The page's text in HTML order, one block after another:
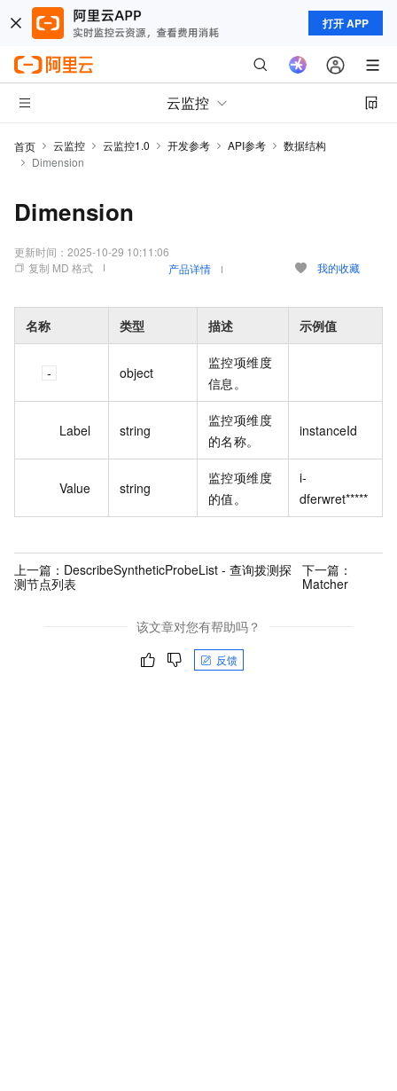
打开 APP
云监控
首页 云监控 云监控1.0 开发参考 API参考
数据结构
Dimension
Dimension
更新时间： 2025-10-29 10:11:06
复制 MD 格式
产品详情 我的收藏
名称 类型 描述 示例值
object
监控项维度
信息。
Label string
监控项维度
的名称。
instanceId
Value string
监控项维度
的值。
i-
dferwret*****
上一篇： DescribeSyntheticProbeList - 查询拨测探
测节点列表
下一篇：
Matcher
该文章对您有帮助吗？
反馈